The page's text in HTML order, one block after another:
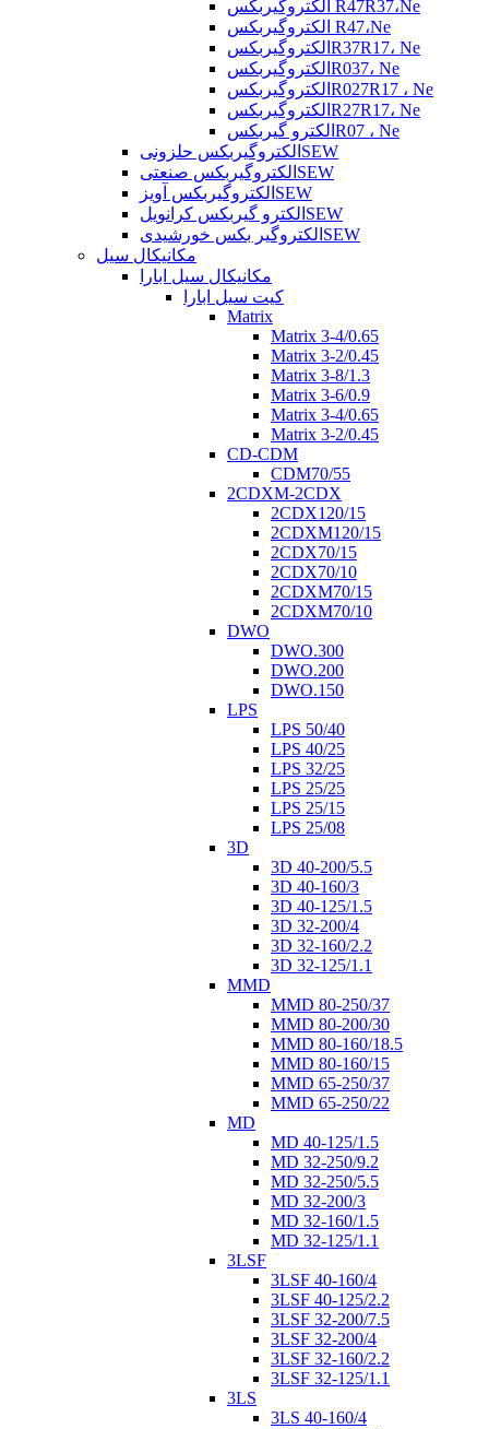
الکتروگیربکس R47R37،Ne
الکتروگیربکس R47،Ne
الکتروگیربکسR37R17، Ne
الکتروگیربکسR037، Ne
الکتروگیربکسR027R17 ، Ne
الکتروگیربکسR27R17، Ne
الکترو گیربکسR07 ، Ne
الکتروگیربکس حلزونیSEW
الکتروگیربکس صنعتیSEW
الکتروگیربکس آویزSEW
الکترو گیربکس کرانویلSEW
الکتروگیر بکس خورشیدیSEW
مکانیکال سیل
مکانیکال سیل ابارا
کیت سیل ابارا
Matrix
Matrix 3-4/0.65
Matrix 3-2/0.45
Matrix 3-8/1.3
Matrix 3-6/0.9
Matrix 3-4/0.65
Matrix 3-2/0.45
CD-CDM
CDM70/55
2CDXM-2CDX
2CDX120/15
2CDXM120/15
2CDX70/15
2CDX70/10
2CDXM70/15
2CDXM70/10
DWO
DWO.300
DWO.200
DWO.150
LPS
LPS 50/40
LPS 40/25
LPS 32/25
LPS 25/25
LPS 25/15
LPS 25/08
3D
3D 40-200/5.5
3D 40-160/3
3D 40-125/1.5
3D 32-200/4
3D 32-160/2.2
3D 32-125/1.1
MMD
MMD 80-250/37
MMD 80-200/30
MMD 80-160/18.5
MMD 80-160/15
MMD 65-250/37
MMD 65-250/22
MD
MD 40-125/1.5
MD 32-250/9.2
MD 32-250/5.5
MD 32-200/3
MD 32-160/1.5
MD 32-125/1.1
3LSF
3LSF 40-160/4
3LSF 40-125/2.2
3LSF 32-200/7.5
3LSF 32-200/4
3LSF 32-160/2.2
3LSF 32-125/1.1
3LS
3LS 40-160/4